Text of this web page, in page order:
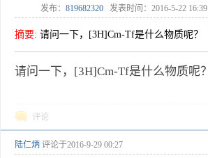
» »
发布： 819682320 发表时间： 2016-5-22 16:39
摘要: 请问一下，[3H]Cm-Tf是什么物质呢？
请问一下，[3H]Cm-Tf是什么物质呢？
评论
陆仁炳 评论于2016-9-29 00:27